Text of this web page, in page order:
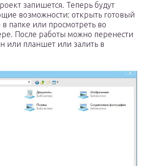
запишется. Теперь будут
возможности: открыть готовый
папке или просмотреть во
После работы можно перенести
или планшет или залить в